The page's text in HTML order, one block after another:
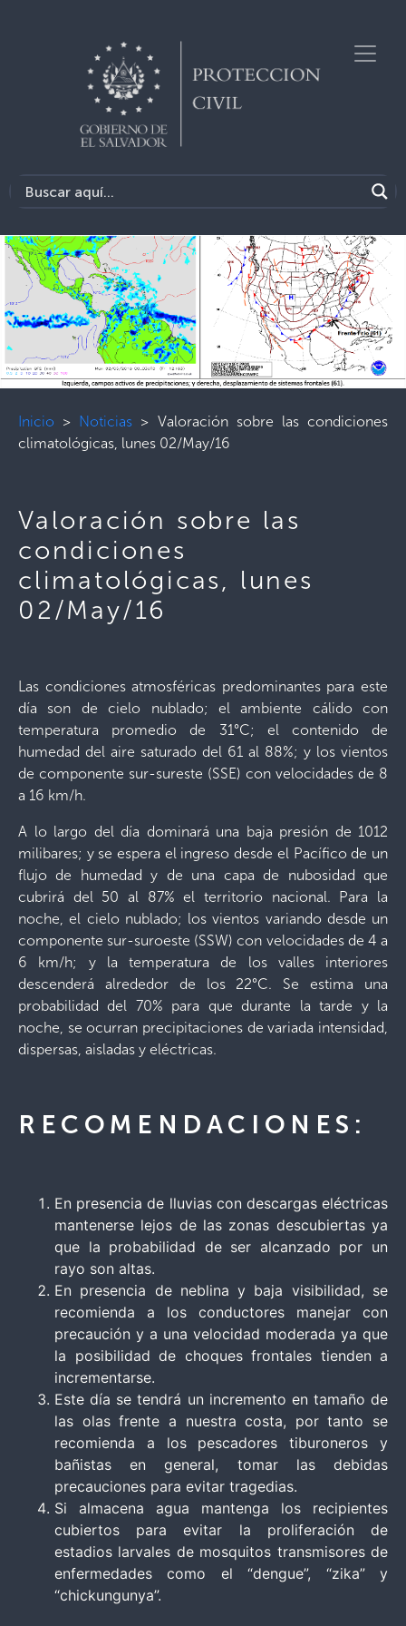
Inicio > Noticias > Valoración sobre las condiciones
climatológicas, lunes 02/May/16
Valoración sobre las
condiciones
climatológicas, lunes
02/May/16
Las condiciones atmosféricas predominantes para este
día son de cielo nublado; el ambiente cálido con
temperatura promedio de 31°C; el contenido de
humedad del aire saturado del 61 al 88%; y los vientos
de componente sur-sureste (SSE) con velocidades de 8
a 16 km/h.
A lo largo del día dominará una baja presión de 1012
milibares; y se espera el ingreso desde el Pacífico de un
flujo de humedad y de una capa de nubosidad que
cubrirá del 50 al 87% el territorio nacional. Para la
noche, el cielo nublado; los vientos variando desde un
componente sur-suroeste (SSW) con velocidades de 4 a
6 km/h; y la temperatura de los valles interiores
descenderá alrededor de los 22°C. Se estima una
probabilidad del 70% para que durante la tarde y la
noche, se ocurran precipitaciones de variada intensidad,
dispersas, aisladas y eléctricas.
RECOMENDACIONES:
En presencia de lluvias con descargas eléctricas
mantenerse lejos de las zonas descubiertas ya
que la probabilidad de ser alcanzado por un
rayo son altas.
En presencia de neblina y baja visibilidad, se
recomienda a los conductores manejar con
precaución y a una velocidad moderada ya que
la posibilidad de choques frontales tienden a
incrementarse.
Este día se tendrá un incremento en tamaño de
las olas frente a nuestra costa, por tanto se
recomienda a los pescadores tiburoneros y
bañistas en general, tomar las debidas
precauciones para evitar tragedias.
Si almacena agua mantenga los recipientes
cubiertos para evitar la proliferación de
estadios larvales de mosquitos transmisores de
enfermedades como el “dengue”, “zika” y
“chickungunya”.